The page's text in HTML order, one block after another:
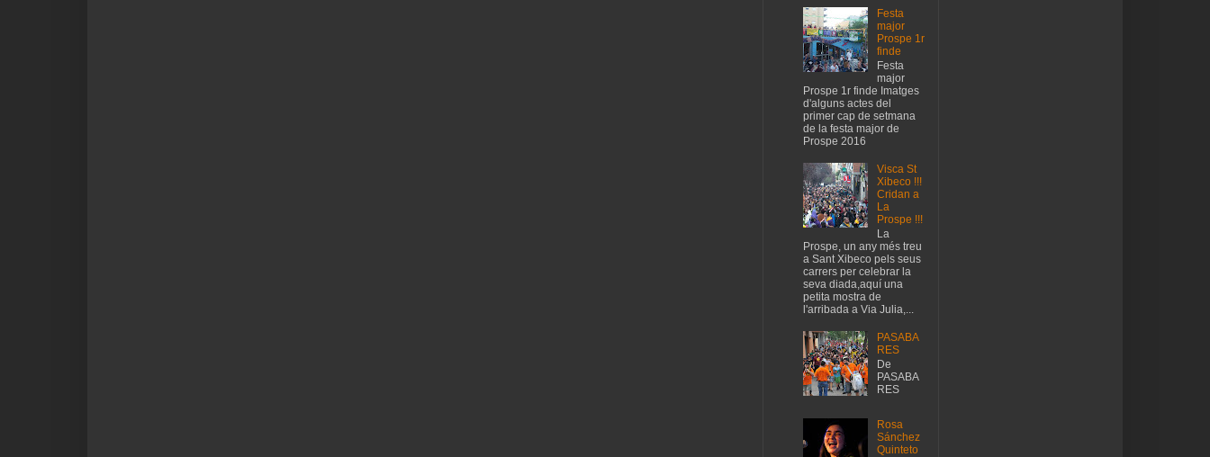
Festa
major
Prospe 1r
finde
Festa
major
Prospe 1r finde Imatges
d'alguns actes del
primer cap de setmana
de la festa major de
Prospe 2016
Visca St
Xibeco !!!
Cridan a
La
Prospe !!!
La
Prospe, un any més treu
a Sant Xibeco pels seus
carrers per celebrar la
seva diada,aquí una
petita mostra de
l'arribada a Via Julia,...
PASABA
RES
De
PASABA
RES
Rosa
Sánchez
Quinteto